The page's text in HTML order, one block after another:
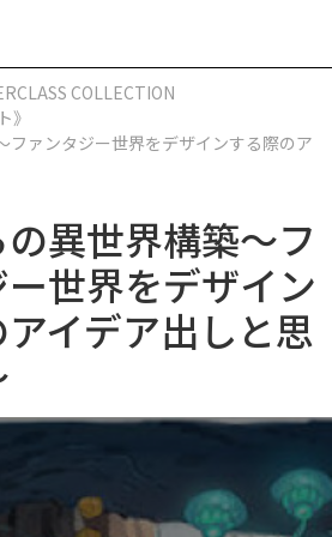
COLLECTION
》
ファンタジー世界をデザインする際のア
異世界構築～フ
世界をデザイン
イデア出しと思